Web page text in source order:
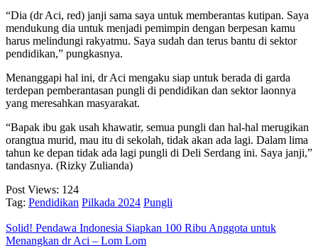
“Dia (dr Aci, red) janji sama saya untuk memberantas kutipan. Saya
mendukung dia untuk menjadi pemimpin dengan berpesan kamu
harus melindungi rakyatmu. Saya sudah dan terus bantu di sektor
pendidikan,” pungkasnya.
Menanggapi hal ini, dr Aci mengaku siap untuk berada di garda
terdepan pemberantasan pungli di pendidikan dan sektor laonnya
yang meresahkan masyarakat.
“Bapak ibu gak usah khawatir, semua pungli dan hal-hal merugikan
orangtua murid, mau itu di sekolah, tidak akan ada lagi. Dalam lima
tahun ke depan tidak ada lagi pungli di Deli Serdang ini. Saya janji,”
tandasnya. (Rizky Zulianda)
Post Views: 124
Tag: Pendidikan Pilkada 2024 Pungli
Solid! Pendawa Indonesia Siapkan 100 Ribu Anggota untuk
Menangkan dr Aci – Lom Lom